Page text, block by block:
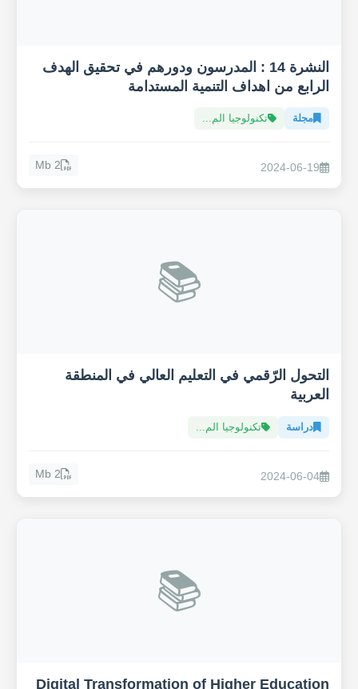
النشرة 14 : المدرسون ودورهم في تحقيق الهدف
الرابع من اهداف التنمية المستدامة
مجلة تكنولوجيا الم...
2024-06-19
2 Mb
📚
التحول الرّقمي في التعليم العالي في المنطقة
العربية
دراسة تكنولوجيا الم...
2024-06-04
2 Mb
📚
Digital Transformation of Higher Education